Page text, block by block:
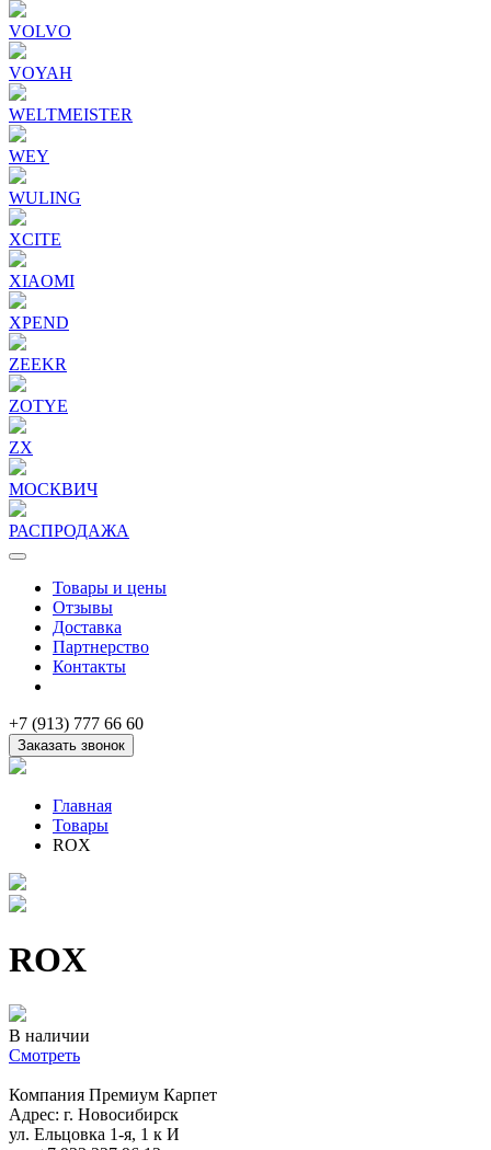
VOLVO
VOYAH
WELTMEISTER
WEY
WULING
XCITE
XIAOMI
XPEND
ZEEKR
ZOTYE
ZX
МОСКВИЧ
РАСПРОДАЖА
Товары и цены
Отзывы
Доставка
Партнерство
Контакты
+7 (913) 777 66 60
Заказать звонок
Главная
Товары
ROX
ROX
В наличии
Смотреть
Компания Премиум Карпет
Адрес: г. Новосибирск
ул. Ельцовка 1-я, 1 к И